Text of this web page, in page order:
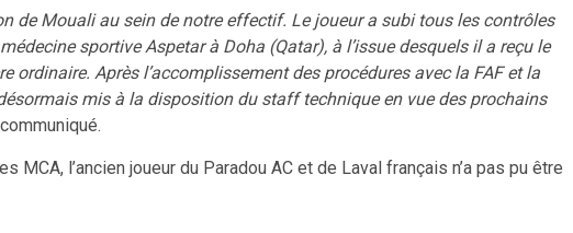
de Mouali au sein de notre effectif. Le joueur a subi tous les contrôles
sportive Aspetar à Doha (Qatar), à l’issue desquels il a reçu le
ordinaire. Après l’accomplissement des procédures avec la FAF et la
mis à la disposition du staff technique en vue des prochains
l’ancien joueur du Paradou AC et de Laval français n’a pas pu être